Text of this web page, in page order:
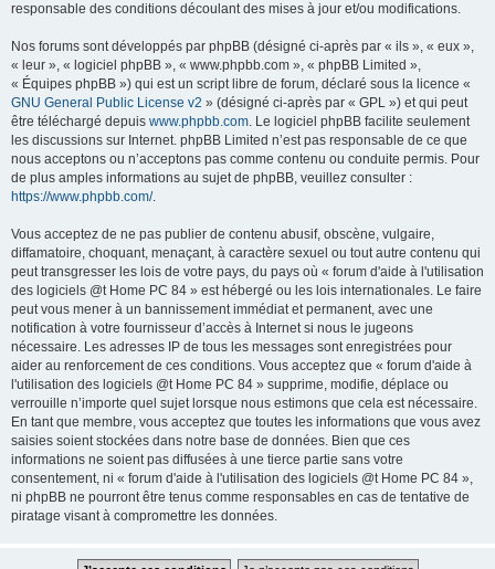
responsable des conditions découlant des mises à jour et/ou modifications.
Nos forums sont développés par phpBB (désigné ci-après par « ils », « eux »,
« leur », « logiciel phpBB », « www.phpbb.com », « phpBB Limited »,
« Équipes phpBB ») qui est un script libre de forum, déclaré sous la licence «
GNU General Public License v2 » (désigné ci-après par « GPL ») et qui peut
être téléchargé depuis www.phpbb.com. Le logiciel phpBB facilite seulement
les discussions sur Internet. phpBB Limited n’est pas responsable de ce que
nous acceptons ou n’acceptons pas comme contenu ou conduite permis. Pour
de plus amples informations au sujet de phpBB, veuillez consulter :
https://www.phpbb.com/.
Vous acceptez de ne pas publier de contenu abusif, obscène, vulgaire,
diffamatoire, choquant, menaçant, à caractère sexuel ou tout autre contenu qui
peut transgresser les lois de votre pays, du pays où « forum d'aide à l'utilisation
des logiciels @t Home PC 84 » est hébergé ou les lois internationales. Le faire
peut vous mener à un bannissement immédiat et permanent, avec une
notification à votre fournisseur d’accès à Internet si nous le jugeons
nécessaire. Les adresses IP de tous les messages sont enregistrées pour
aider au renforcement de ces conditions. Vous acceptez que « forum d'aide à
l'utilisation des logiciels @t Home PC 84 » supprime, modifie, déplace ou
verrouille n’importe quel sujet lorsque nous estimons que cela est nécessaire.
En tant que membre, vous acceptez que toutes les informations que vous avez
saisies soient stockées dans notre base de données. Bien que ces
informations ne soient pas diffusées à une tierce partie sans votre
consentement, ni « forum d'aide à l'utilisation des logiciels @t Home PC 84 »,
ni phpBB ne pourront être tenus comme responsables en cas de tentative de
piratage visant à compromettre les données.